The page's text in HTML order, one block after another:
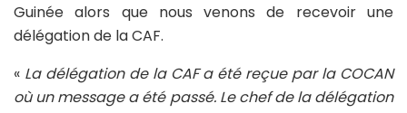
Guinée alors que nous venons de recevoir une
délégation de la CAF.
« La délégation de la CAF a été reçue par la COCAN
où un message a été passé. Le chef de la délégation